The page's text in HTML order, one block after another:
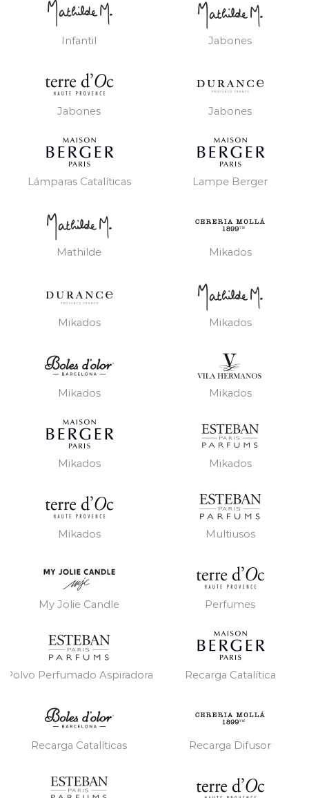
Infantil Jabones
Jabones Jabones
Lámparas Catalíticas Lampe Berger
Mathilde Mikados
Mikados Mikados
Mikados Mikados
Mikados Mikados
Mikados Multiusos
My Jolie Candle Perfumes
Polvo Perfumado Aspiradora Recarga Catalítica
Recarga Catalíticas Recarga Difusor